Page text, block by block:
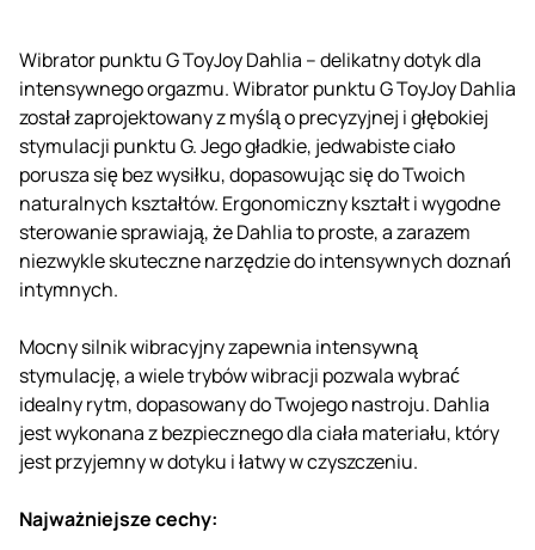
Wibrator punktu G ToyJoy Dahlia – delikatny dotyk dla
intensywnego orgazmu. Wibrator punktu G ToyJoy Dahlia
został zaprojektowany z myślą o precyzyjnej i głębokiej
stymulacji punktu G. Jego gładkie, jedwabiste ciało
porusza się bez wysiłku, dopasowując się do Twoich
naturalnych kształtów. Ergonomiczny kształt i wygodne
sterowanie sprawiają, że Dahlia to proste, a zarazem
niezwykle skuteczne narzędzie do intensywnych doznań
intymnych.
Mocny silnik wibracyjny zapewnia intensywną
stymulację, a wiele trybów wibracji pozwala wybrać
idealny rytm, dopasowany do Twojego nastroju. Dahlia
jest wykonana z bezpiecznego dla ciała materiału, który
jest przyjemny w dotyku i łatwy w czyszczeniu.
Najważniejsze cechy: